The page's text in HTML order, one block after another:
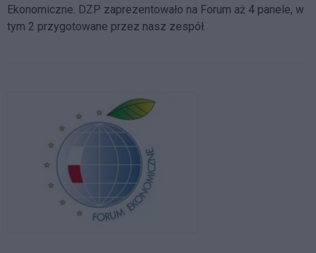
Ekonomiczne. DZP zaprezentowało na Forum aż 4 panele, w
tym 2 przygotowane przez nasz zespół.